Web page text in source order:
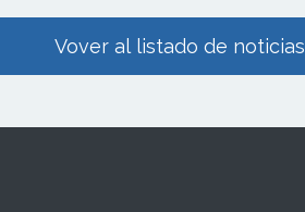
Vover al listado de noticias